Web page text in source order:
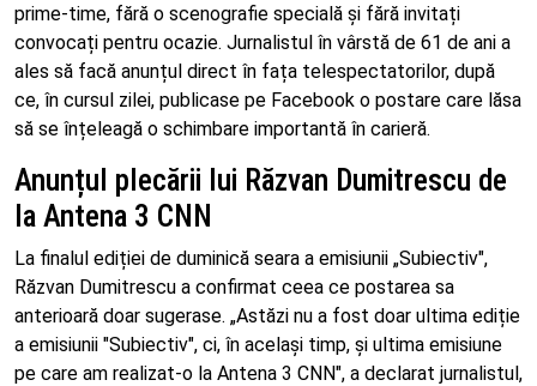
prime-time, fără o scenografie specială și fără invitați
convocați pentru ocazie. Jurnalistul în vârstă de 61 de ani a
ales să facă anunțul direct în fața telespectatorilor, după
ce, în cursul zilei, publicase pe Facebook o postare care lăsa
să se înțeleagă o schimbare importantă în carieră.
Anunțul plecării lui Răzvan Dumitrescu de
la Antena 3 CNN
La finalul ediției de duminică seara a emisiunii „Subiectiv",
Răzvan Dumitrescu a confirmat ceea ce postarea sa
anterioară doar sugerase. „Astăzi nu a fost doar ultima ediție
a emisiunii "Subiectiv", ci, în același timp, și ultima emisiune
pe care am realizat-o la Antena 3 CNN", a declarat jurnalistul,